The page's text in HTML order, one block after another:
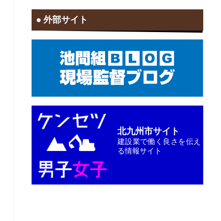
外部サイト
北九州市サイト
建設業で働く良さを伝え
る情報サイト